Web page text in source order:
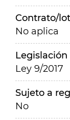
Contrato/
No aplica
Ley 9/2017
Sujeto a
No